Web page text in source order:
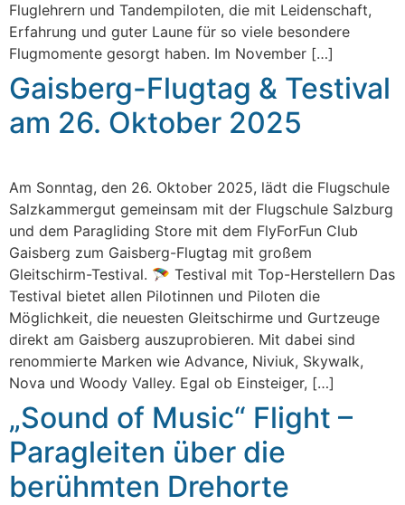
Fluglehrern und Tandempiloten, die mit Leidenschaft,
Erfahrung und guter Laune für so viele besondere
Flugmomente gesorgt haben. Im November […]
Gaisberg-Flugtag & Testival
am 26. Oktober 2025
Am Sonntag, den 26. Oktober 2025, lädt die Flugschule
Salzkammergut gemeinsam mit der Flugschule Salzburg
und dem Paragliding Store mit dem FlyForFun Club
Gaisberg zum Gaisberg-Flugtag mit großem
Gleitschirm-Testival. 🪂 Testival mit Top-Herstellern Das
Testival bietet allen Pilotinnen und Piloten die
Möglichkeit, die neuesten Gleitschirme und Gurtzeuge
direkt am Gaisberg auszuprobieren. Mit dabei sind
renommierte Marken wie Advance, Niviuk, Skywalk,
Nova und Woody Valley. Egal ob Einsteiger, […]
„Sound of Music“ Flight –
Paragleiten über die
berühmten Drehorte